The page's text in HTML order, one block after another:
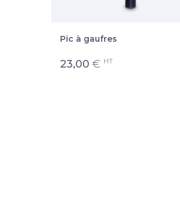
Pic à gaufres
23,00 € HT